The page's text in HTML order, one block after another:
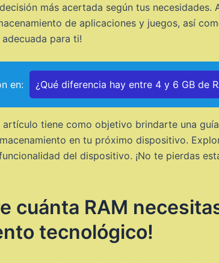
más acertada según tus
de aplicaciones y juegos, así
para ti!
en: ¿Qué diferencia hay entre 4 y 6 GB de
artículo tiene como objetivo brindarte una
en tu próximo dispositivo.
del dispositivo. ¡No te pierdas
cuánta RAM
tecnológico!